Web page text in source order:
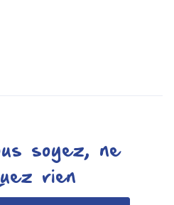
soyez, ne
rien